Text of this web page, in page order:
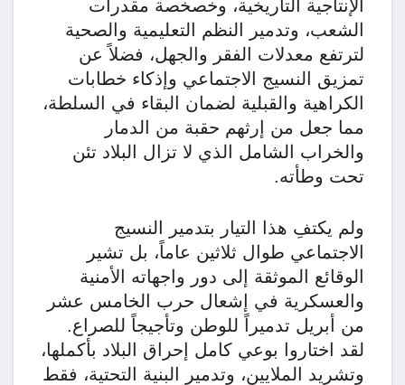
الإنتاجية التاريخية، وخصخصة مقدرات
الشعب، وتدمير النظم التعليمية والصحية
لترتفع معدلات الفقر والجهل، فضلاً عن
تمزيق النسيج الاجتماعي وإذكاء خطابات
الكراهية والقبلية لضمان البقاء في السلطة،
مما جعل من إرثهم حقبة من الدمار
والخراب الشامل الذي لا تزال البلاد تئن
تحت وطأته.
​ولم يكتفِ هذا التيار بتدمير النسيج
الاجتماعي طوال ثلاثين عاماً، بل تشير
الوقائع الموثقة إلى دور واجهاته الأمنية
والعسكرية في إشعال حرب الخامس عشر
من أبريل تدميراً للوطن وتأجيجاً للصراع.
لقد اختاروا بوعي كامل إحراق البلاد بأكملها،
وتشريد الملايين، وتدمير البنية التحتية، فقط